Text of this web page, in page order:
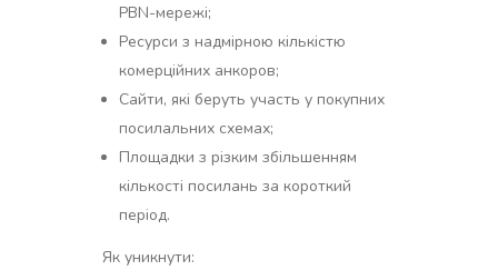
PBN-мережі;
Ресурси з надмірною кількістю
комерційних анкоров;
Сайти, які беруть участь у покупних
посилальних схемах;
Площадки з різким збільшенням
кількості посилань за короткий
період.
Як уникнути: